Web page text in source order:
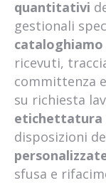
corriere espresso
corriere espresso
corriere espresso
corriere espresso acilia
spedizione merci
spedizione merci
spedizione merci
spedizione merci
spedizione merci ardea
spedizione merci
quantitativi
gestionali
cataloghiamo
ricevuti,
committenza
su richiesta
etichettatura
disposizioni
sfusa e